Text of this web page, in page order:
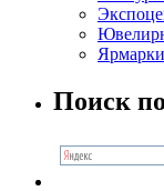
Поиск